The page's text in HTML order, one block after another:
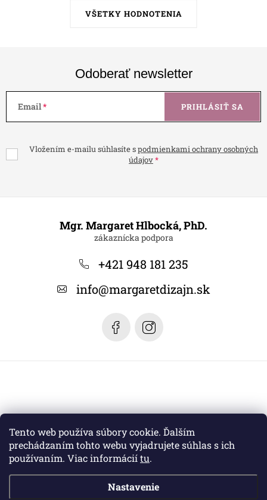
Tento web používa súbory cookie. Ďalším
prechádzaním tohto webu vyjadrujete súhlas s ich
používaním. Viac informáciítu.
Nastavenie
VŠETKY HODNOTENIA
Odoberať newsletter
Email
Vložením e-mailu súhlasíte spodmienkami ochrany osobných
údajov
PRIHLÁSIŤ SA
Mgr. Margaret Hlbocká, PhD.
+421 948 181 235
info@margaretdizajn.sk